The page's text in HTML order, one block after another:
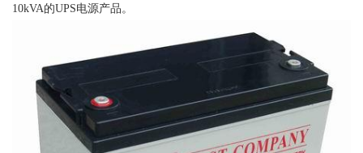
10kVA的UPS电源产品。